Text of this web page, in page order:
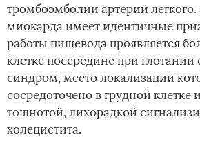
тромбоэмболии артерий
миокарда имеет идентичные
работы пищевода проявляется
клетке посередине при
синдром, место локализации
сосредоточено в грудной клетке
тошнотой, лихорадкой
холецистита.